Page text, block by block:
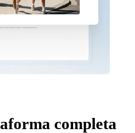
completa